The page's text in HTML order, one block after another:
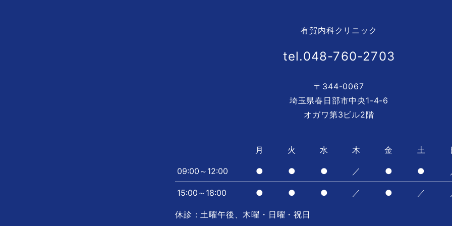
有賀内科クリニック
tel.048-760-2703
〒344-0067
埼玉県春日部市中央1-4-6
オガワ第3ビル2階
月 火 水 木 金 土
09:00～12:00 ● ● ● ／ ● ●
15:00～18:00 ● ● ● ／ ● ／
休診：土曜午後、木曜・日曜・祝日